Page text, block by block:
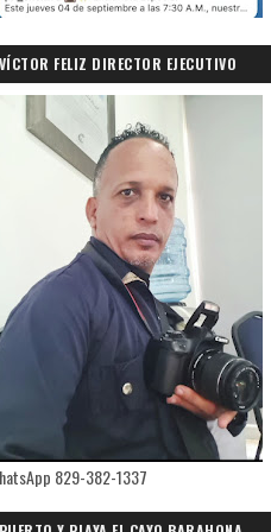
FELIZ DIRECTOR EJECUTIVO
829-382-1337